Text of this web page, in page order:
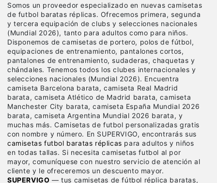
Somos un proveedor especializado en nuevas camisetas
de futbol baratas réplicas. Ofrecemos primera, segunda
y tercera equipación de clubs y selecciones nacionales
(Mundial 2026), tanto para adultos como para niños.
Disponemos de camisetas de portero, polos de fútbol,
equipaciones de entrenamiento, pantalones cortos,
pantalones de entrenamiento, sudaderas, chaquetas y
chándales. Tenemos todos los clubes internacionales y
selecciones nacionales (Mundial 2026). Encuentra
camiseta Barcelona barata, camiseta Real Madrid
barata, camiseta Atlético de Madrid barata, camiseta
Manchester City barata, camiseta España Mundial 2026
barata, camiseta Argentina Mundial 2026 barata, y
muchas más. Camisetas de futbol personalizadas gratis
con nombre y número. En SUPERVIGO, encontrarás sus
camisetas futbol baratas réplicas para adultos y niños
en todas tallas. Si necesita camisetas futbol al por
mayor, comuníquese con nuestro servicio de atención al
cliente y le ofreceremos un descuento mayor.
SUPERVIGO — tus camisetas de fútbol réplica baratas,